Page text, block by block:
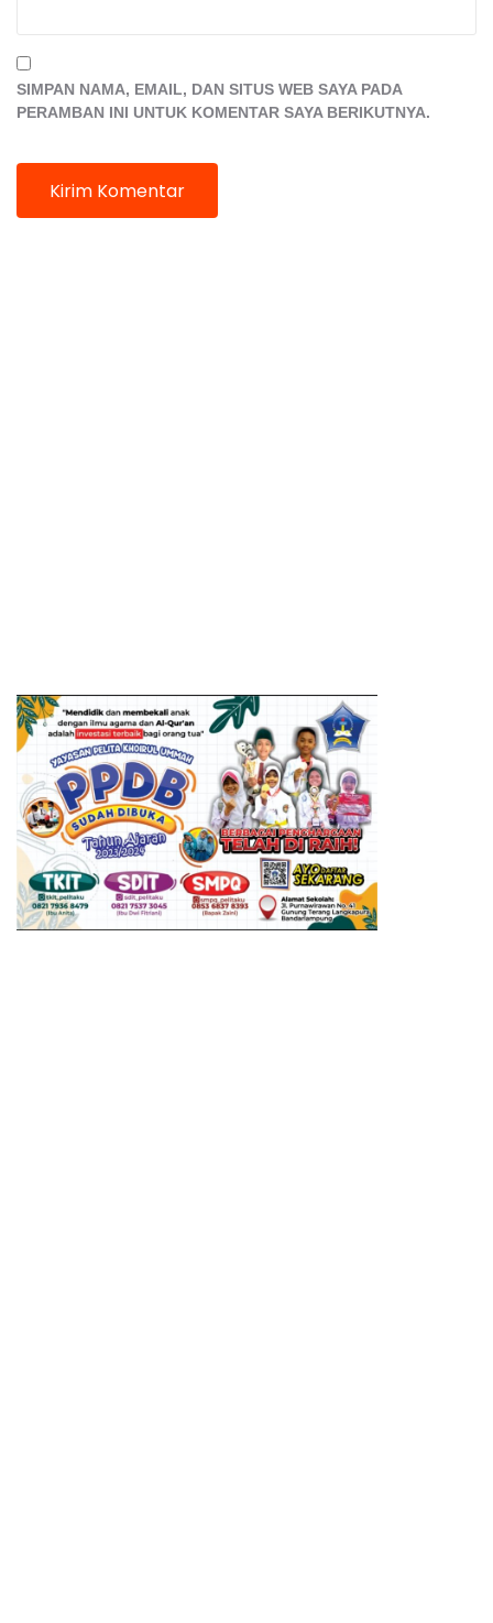
SIMPAN NAMA, EMAIL, DAN SITUS WEB SAYA PADA
PERAMBAN INI UNTUK KOMENTAR SAYA BERIKUTNYA.